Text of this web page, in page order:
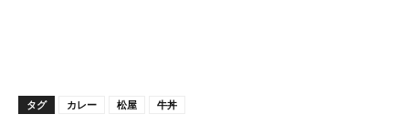
タグ カレー 松屋 牛丼